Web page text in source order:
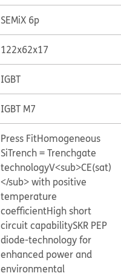
SEMiX 6p
122x62x17
IGBT
IGBT M7
Press FitHomogeneous
SiTrench = Trenchgate
technologyV<sub>CE(sat)
</sub> with positive
temperature
coefficientHigh short
circuit capabilitySKR PEP
diode-technology for
enhanced power and
environmental